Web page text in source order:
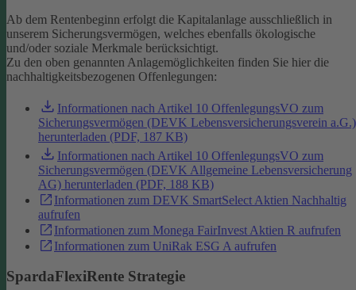
Ab dem Rentenbeginn erfolgt die Kapitalanlage ausschließlich in
unserem Sicherungsvermögen, welches ebenfalls ökologische
und/oder soziale Merkmale berücksichtigt.
Zu den oben genannten Anlagemöglichkeiten finden Sie hier die
nachhaltigkeitsbezogenen Offenlegungen:
Informationen nach Artikel 10 OffenlegungsVO zum
Sicherungsvermögen (DEVK Lebensversicherungsverein a.G.)
herunterladen (PDF, 187 KB)
Informationen nach Artikel 10 OffenlegungsVO zum
Sicherungsvermögen (DEVK Allgemeine Lebensversicherung
AG) herunterladen (PDF, 188 KB)
Informationen zum DEVK SmartSelect Aktien Nachhaltig
aufrufen
Informationen zum Monega FairInvest Aktien R aufrufen
Informationen zum UniRak ESG A aufrufen
SpardaFlexiRente Strategie